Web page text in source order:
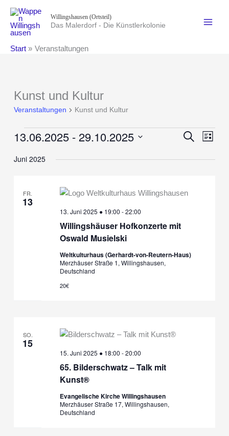
Inhalt
springen
Willingshausen (Ortsteil)
Das Malerdorf - Die Künstlerkolonie
Start Veranstaltungen
Kunst und Kultur
Veranstaltungen Kunst und Kultur
Veranstaltungen
und
Suche
Liste
13.06.2025 - 29.10.2025
wählen.
Juni 2025
FR.
13
Willingshäuser Hofkonzerte mit
Oswald Musielski
13. Juni 2025 ● 19:00 -22:00
Weltkulturhaus (Gerhardt-von-Reutern-Haus)
Merzhäuser Straße 1, Willingshausen,
Deutschland
20€
SO.
15
65. Bilderschwatz – Talk mit
Kunst®
15. Juni 2025 ● 18:00 -20:00
Evangelische Kirche Willingshausen
Merzhäuser Straße 17, Willingshausen,
Deutschland